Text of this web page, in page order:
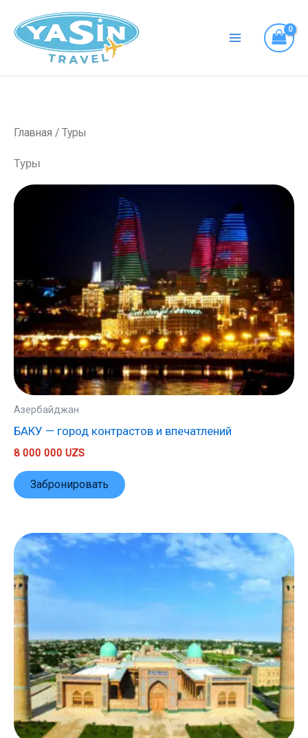
содержимому
Главная / Туры
Туры
Азербайджан
БАКУ — город контрастов и впечатлений
8 000 000 UZS
Забронировать